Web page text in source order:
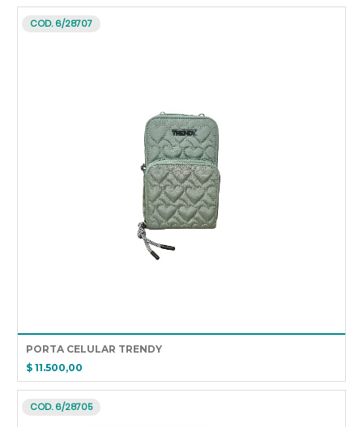
COD. 6/28707
PORTA CELULAR TRENDY
$ 11.500,00
COD. 6/28705